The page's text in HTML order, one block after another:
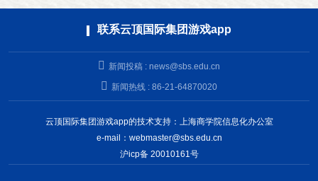
联系云顶国际集团游戏app
新闻投稿 : news@sbs.edu.cn
新闻热线 : 86-21-64870020
云顶国际集团游戏app的技术支持：上海商学院信息化办公室
e-mail： webmaster@sbs.edu.cn
沪icp备 20010161号